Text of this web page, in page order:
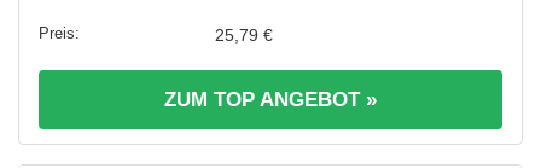
25,79 €
ZUM TOP ANGEBOT »